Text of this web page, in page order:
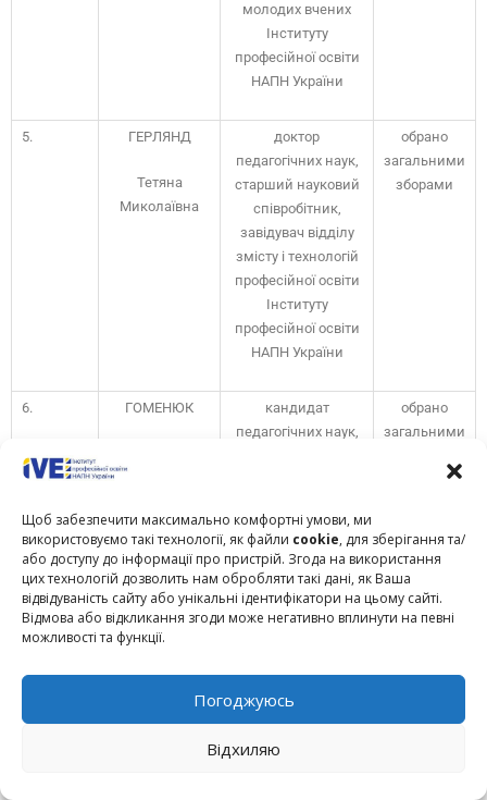
Щоб забезпечити максимально комфортні умови, ми
використовуємо такі технології, як файли cookie, для зберігання та/
або доступу до інформації про пристрій. Згода на використання
цих технологій дозволить нам обробляти такі дані, як Ваша
відвідуваність сайту або унікальні ідентифікатори на цьому сайті.
Відмова або відкликання згоди може негативно вплинути на певні
можливості та функції.
Погоджуюсь
Відхиляю
молодих вчених
Інституту
професійної освіти
НАПН України
5. ГЕРЛЯНД
Тетяна
Миколаївна
доктор
педагогічних наук,
старший науковий
співробітник,
завідувач відділу
змісту і технологій
професійної освіти
Інституту
професійної освіти
НАПН України
обрано
загальними
зборами
6. ГОМЕНЮК
кандидат
педагогічних наук,
Комунального
закладу
професійної
(професійно-
технічної) освіти
професійний
коледж
технологій»
обрано
загальними